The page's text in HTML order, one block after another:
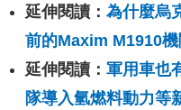
延伸閱讀： 為什麼烏
前的Maxim M1910機
延伸閱讀： 軍用車也
隊導入氫燃料動力等